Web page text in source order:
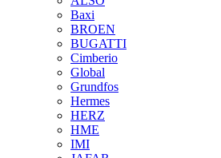
Baxi
BROEN
BUGATTI
Cimberio
Global
Grundfos
Hermes
HERZ
HME
IMI